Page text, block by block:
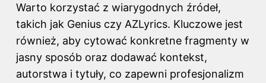
Warto korzystać z wiarygodnych źródeł,
takich jak Genius czy AZLyrics. Kluczowe jest
również, aby cytować konkretne fragmenty w
jasny sposób oraz dodawać kontekst,
autorstwa i tytuły, co zapewni profesjonalizm